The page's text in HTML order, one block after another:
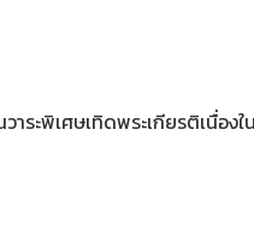
ระพิเศษเทิดพระเกียรติเนื่องใ